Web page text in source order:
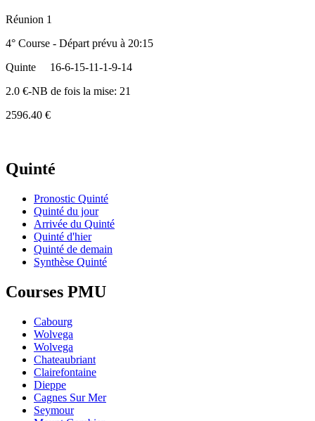
Réunion 1
4° Course - Départ prévu à 20:15
Quinte
16-6-15-11-1-9-14
2.0 €-NB de fois la mise: 21
2596.40 €
Quinté
Pronostic Quinté
Quinté du jour
Arrivée du Quinté
Quinté d'hier
Quinté de demain
Synthèse Quinté
Courses PMU
Cabourg
Wolvega
Wolvega
Chateaubriant
Clairefontaine
Dieppe
Cagnes Sur Mer
Seymour